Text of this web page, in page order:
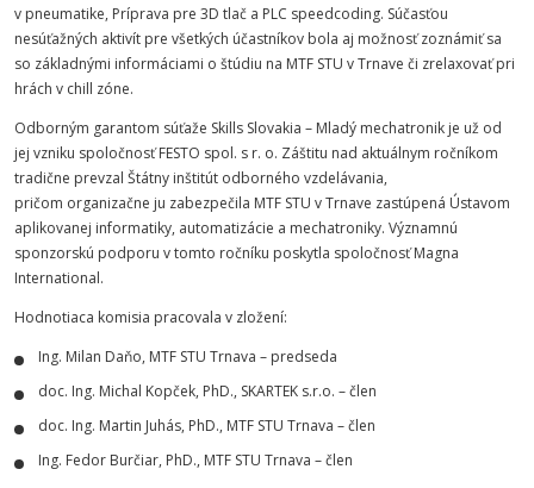
v pneumatike, Príprava pre 3D tlač a PLC speedcoding. Súčasťou
nesúťažných aktivít pre všetkých účastníkov bola aj možnosť zoznámiť sa
so základnými informáciami o štúdiu na MTF STU v Trnave či zrelaxovať pri
hrách v chill zóne.
Odborným garantom súťaže Skills Slovakia – Mladý mechatronik je už od
jej vzniku spoločnosť FESTO spol. s r. o. Záštitu nad aktuálnym ročníkom
tradične prevzal Štátny inštitút odborného vzdelávania,
pričom organizačne ju zabezpečila MTF STU v Trnave zastúpená Ústavom
aplikovanej informatiky, automatizácie a mechatroniky. Významnú
sponzorskú podporu v tomto ročníku poskytla spoločnosť Magna
International.
Hodnotiaca komisia pracovala v zložení:
Ing. Milan Daňo, MTF STU Trnava – predseda
doc. Ing. Michal Kopček, PhD., SKARTEK s.r.o. – člen
doc. Ing. Martin Juhás, PhD., MTF STU Trnava – člen
Ing. Fedor Burčiar, PhD., MTF STU Trnava – člen